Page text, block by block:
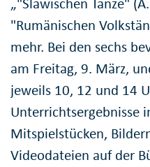
„"Slawischen Tänze"
"Rumänischen
mehr. Bei den sechs
am Freitag, 9. März,
jeweils 10, 12 und 14
Unterrichtsergebnisse
Mitspielstücken,
Videodateien auf der